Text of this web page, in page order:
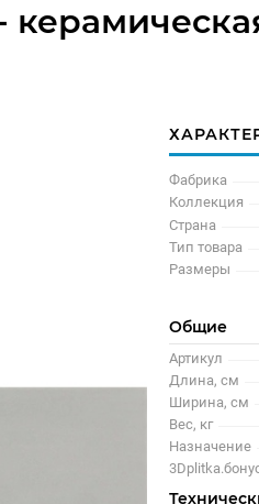
Фабрика
Коллекция
Страна
Тип товара
Размеры
Общие
Артикул
Длина, см
Ширина, см
Вес, кг
Назначение